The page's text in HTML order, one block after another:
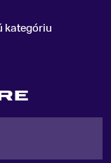
kategóriu